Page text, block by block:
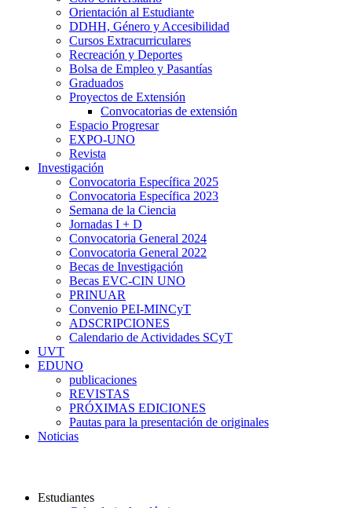
Orientación al Estudiante
DDHH, Género y Accesibilidad
Cursos Extracurriculares
Recreación y Deportes
Bolsa de Empleo y Pasantías
Graduados
Proyectos de Extensión
Convocatorias de extensión
Espacio Progresar
EXPO-UNO
Revista
Investigación
Convocatoria Específica 2025
Convocatoria Específica 2023
Semana de la Ciencia
Jornadas I + D
Convocatoria General 2024
Convocatoria General 2022
Becas de Investigación
Becas EVC-CIN UNO
PRINUAR
Convenio PEI-MINCyT
ADSCRIPCIONES
Calendario de Actividades SCyT
UVT
EDUNO
publicaciones
REVISTAS
PRÓXIMAS EDICIONES
Pautas para la presentación de originales
Noticias
Estudiantes